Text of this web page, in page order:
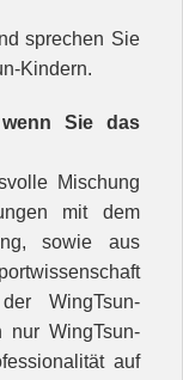
sprechen Sie
Kindern.
Sie das
Mischung
mit dem
sowie aus
WingTsun-
nur WingTsun-
auf